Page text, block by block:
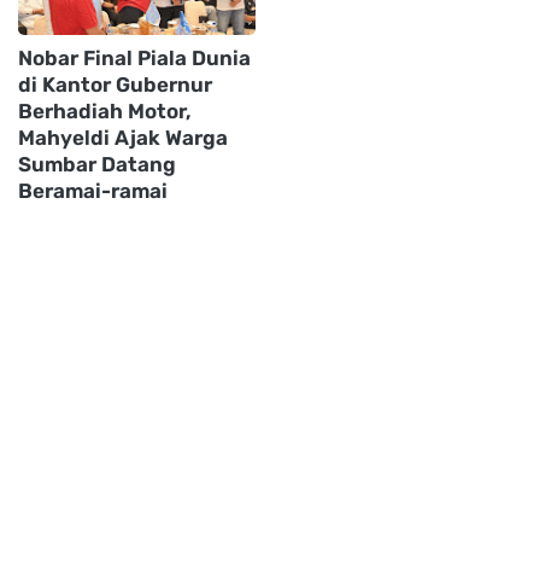
Nobar Final Piala Dunia
di Kantor Gubernur
Berhadiah Motor,
Mahyeldi Ajak Warga
Sumbar Datang
Beramai-ramai